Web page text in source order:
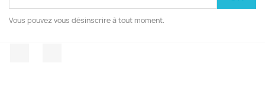
Vous pouvez vous désinscrire à tout moment.